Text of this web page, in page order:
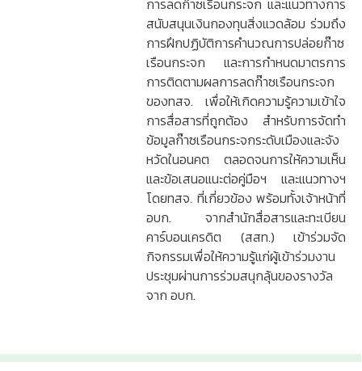
การลดก๊าซเรือนกระจก และแนวทางการ
สนับสนุนเงินกองทุนสิ่งแวดล้อม ร่วมถึง
การฝึกปฏิบัติการคำนวณการปล่อยก๊าซ
เรือนกระจก และการกำหนดมาตรการ
การติดตามผลการลดก๊าซเรือนกระจก
ของทสจ. เพื่อให้เกิดความรู้ความเข้าใจ
การสื่อสารที่ถูกต้อง สำหรับการจัดทำ
ข้อมูลก๊าซเรือนกระจกระดับเมืองและจัง
หวัดในอนคต ตลอดจนการให้ความเห็น
และข้อเสนอแนะต่อคู่มือฯ และแนวทางฯ
โดยทสจ. ที่เกี่ยวข้อง พร้อมทั้งเจ้าหน้าที่
อบก. จากสำนักสื่อสารและทะเบียน
คาร์บอนเครดิต (สสท.) เข้าร่วมจัด
กิจกรรมเพื่อให้ความรู้แก่ผู้เข้าร่วมงาน
ประชุมผ่านการร่วมสนุกลุ้นของรางวัล
จาก อบก.